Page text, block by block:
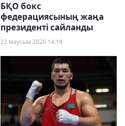
БҚО бокс
федерациясының жаңа
президенті сайланды
22 маусым 2026 14:18